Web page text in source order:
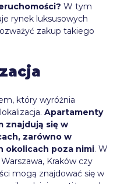
W tym
rynek luksusowych
zakup takiego
który wyróżnia
Apartamenty
znajdują się w
zarówno w
okolicach poza nimi. W
Kraków czy
mogą znajdować się w